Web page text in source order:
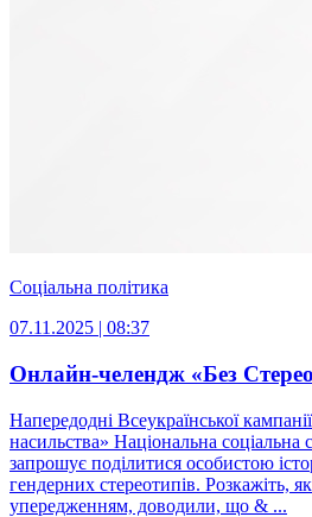
Соціальна політика
07.11.2025 | 08:37
Онлайн-челендж «Без
Напередодні Всеукраїнської
насильства» Національна соціальна
запрошує поділитися особистою
гендерних стереотипів. Розкажіть,
упередженням, доводили, що & ...